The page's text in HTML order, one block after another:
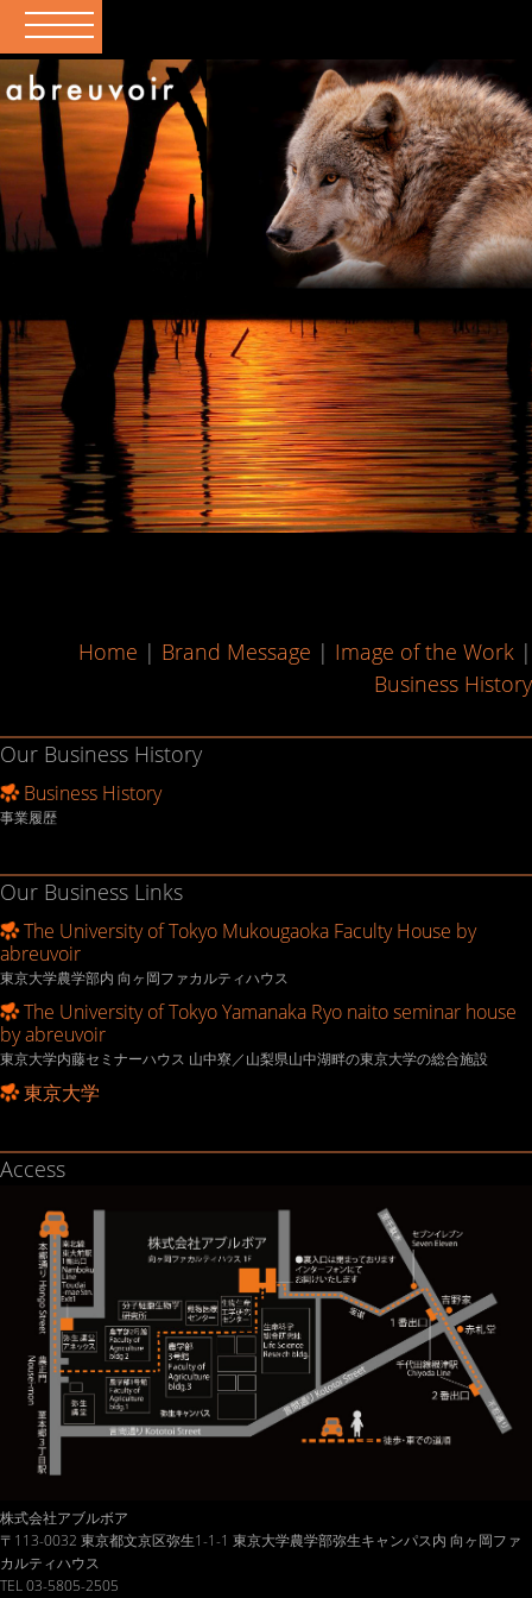
Home | Brand Message | Image of the Work |
Business History
Our Business History
Business History
事業履歴
Our Business Links
The University of Tokyo Mukougaoka Faculty House by
abreuvoir
東京大学農学部内 向ヶ岡ファカルティハウス
The University of Tokyo Yamanaka Ryo naito seminar house
by abreuvoir
東京大学内藤セミナーハウス 山中寮／山梨県山中湖畔の東京大学の総合施設
東京大学
Access
株式会社アブルボア
〒113-0032 東京都文京区弥生1-1-1 東京大学農学部弥生キャンパス内 向ヶ岡ファ
カルティハウス
TEL 03-5805-2505